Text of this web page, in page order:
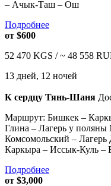
– Ачык-Таш – Ош
Подробнее
от $600
52 470 KGS /~ 48 558
13 дней, 12 ночей
К сердцу Тянь-Шаня
Маршрут: Бишкек –
Глина – Лагерь у поляны
Комсомольский –
Каркыра – Иссык-Куль –
Подробнее
от $3,000